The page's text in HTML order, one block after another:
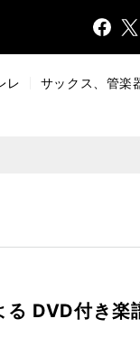
FaceX
レ
サックス、管楽
る DVD付き楽